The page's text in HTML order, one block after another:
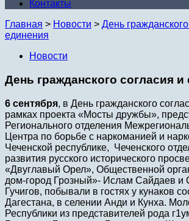
Контакты
Главная > Новости > День
единения
Новости
День гражданского согласия и
6 сентября, в День гражданского
рамках проекта «Мосты дружбы»,
Регионального отделения
Центра по борьбе с наркоманией и
Чеченской республике, Чеченского
развития русского исторического
«Двуглавый Орел», Общественной
дом-город Грозный»- Ислам Сайдаев и
Гучигов, побывали в гостях у кунаков
Дагестана, в селении Анди и Кунха.
Республики из представителей рода